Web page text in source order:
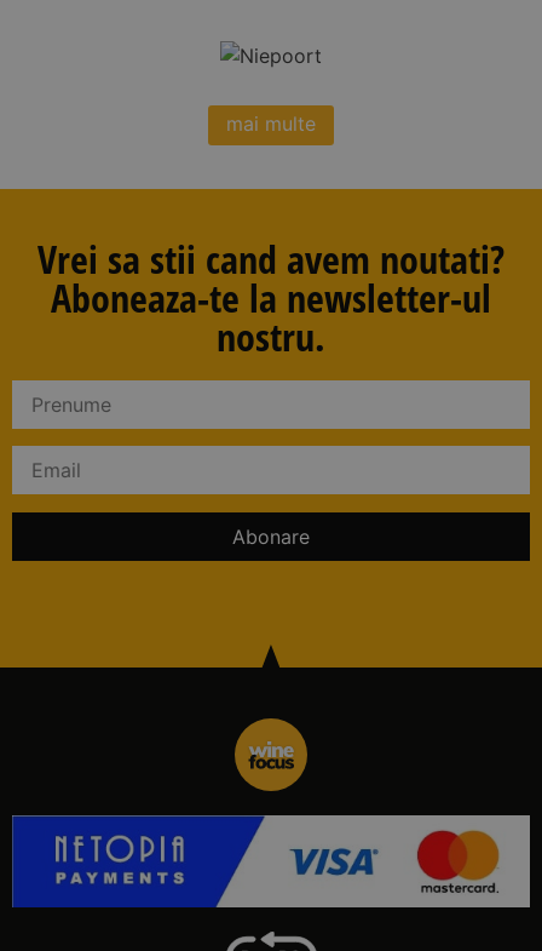
mai multe
Vrei sa stii cand avem noutati?
Aboneaza-te la newsletter-ul
nostru.